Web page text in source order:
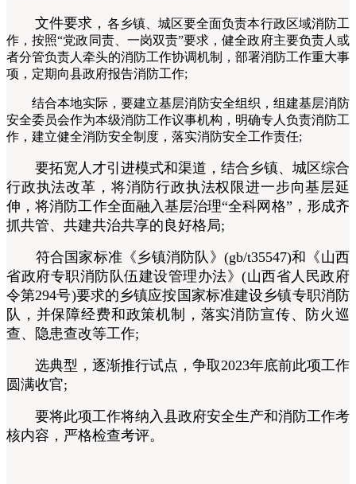
文件要求， 各乡镇、城区要全面负责本行政区域消防工
作，按照“党政同责、一岗双责”要求，健全政府主要负责人或
者分管负责人牵头的消防工作协调机制，部署消防工作重大事
项，定期向县政府报告消防工作;
结合本地实际，要建立基层消防安全组织，组建基层消防
安全委员会作为本级消防工作议事机构，明确专人负责消防工
作，建立健全消防安全制度，落实消防安全工作责任;
要拓宽人才引进模式和渠道，结合乡镇、城区综合
行政执法改革，将消防行政执法权限进一步向基层延
伸，将消防工作全面融入基层治理“全科网格”，形成齐
抓共管、共建共治共享的良好格局;
符合国家标准《乡镇消防队》(gb/t35547)和《山西
省政府专职消防队伍建设管理办法》(山西省人民政府
令第294号)要求的乡镇应按国家标准建设乡镇专职消防
队，并保障经费和政策机制，落实消防宣传、防火巡
查、隐患查改等工作;
选典型，逐渐推行试点，争取2023年底前此项工作
圆满收官;
要将此项工作将纳入县政府安全生产和消防工作考
核内容，严格检查考评。